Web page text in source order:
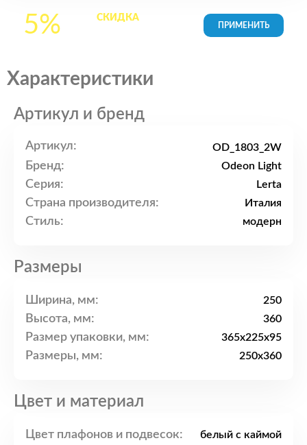
5% СКИДКАна все
Характеристики
Артикул и бренд
Артикул: OD_1803_2W
Бренд: Odeon Light
Серия: Lerta
Страна производителя: Италия
Стиль: модерн
Размеры
Ширина, мм: 250
Высота, мм: 360
Размер упаковки, мм: 365x225x95
Размеры, мм: 250x360
Цвет и материал
Цвет плафонов и подвесок: белый с каймой